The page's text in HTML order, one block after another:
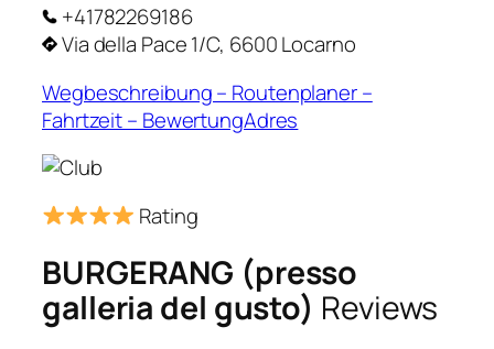
+41782269186
Via della Pace 1/C, 6600 Locarno
Wegbeschreibung – Routenplaner –
Fahrtzeit – BewertungAdres
Rating
BURGERANG (presso
galleria del gusto) Reviews